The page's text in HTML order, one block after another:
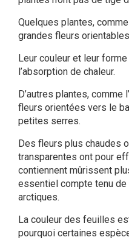
Quelques plantes,
grandes fleurs
Leur couleur et leur
l’absorption de chaleur.
D’autres plantes, comme
fleurs orientées vers le
petites serres.
Des fleurs plus chaudes
transparentes ont pour
contiennent mûrissent
essentiel compte tenu
arctiques.
La couleur des feuilles
pourquoi certaines